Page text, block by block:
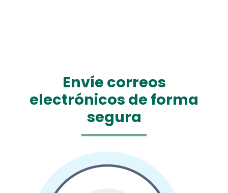
Envíe correos
electrónicos de forma
segura